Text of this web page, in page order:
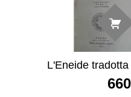
L'Eneide